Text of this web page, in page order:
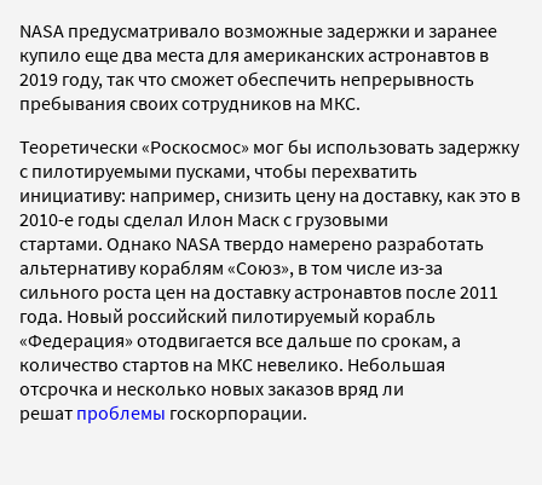
NASA предусматривало возможные задержки и заранее
купило еще два места для американских астронавтов в
2019 году, так что сможет обеспечить непрерывность
пребывания своих сотрудников на МКС.
Теоретически «Роскосмос» мог бы использовать задержку
с пилотируемыми пусками, чтобы перехватить
инициативу: например, снизить цену на доставку, как это в
2010-е годы сделал Илон Маск с грузовыми
стартами. Однако NASA твердо намерено разработать
альтернативу кораблям «Союз», в том числе из-за
сильного роста цен на доставку астронавтов после 2011
года. Новый российский пилотируемый корабль
«Федерация» отодвигается все дальше по срокам, а
количество стартов на МКС невелико. Небольшая
отсрочка и несколько новых заказов вряд ли
решат проблемы госкорпорации.